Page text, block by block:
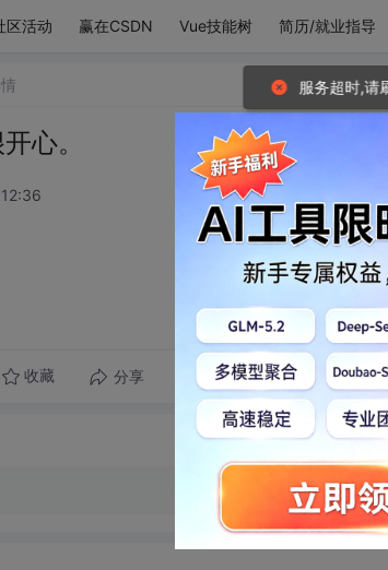
区活动 赢在CSDN Vue技能树 简历/就业指导
心。
收藏 分享 转发到动态 举报
服务超时,请